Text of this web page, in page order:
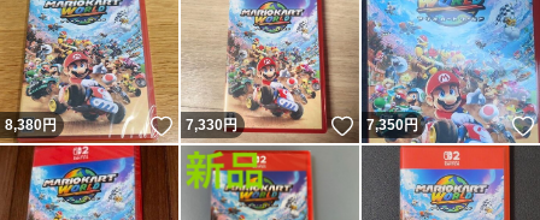
8,380円 いいね！
7,330円 いいね！
7,350円